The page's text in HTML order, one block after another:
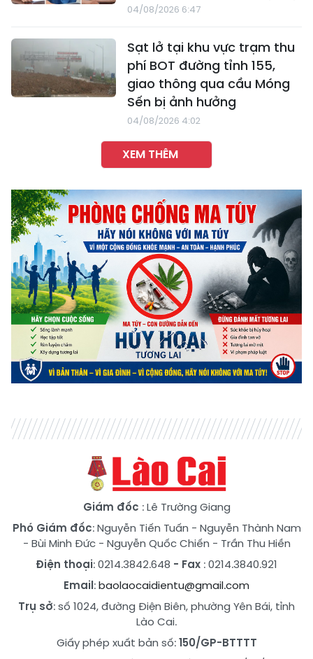
04/08/2026 6:47
Sạt lở tại khu vực trạm thu
phí BOT đường tỉnh 155,
giao thông qua cầu Móng
Sến bị ảnh hưởng
04/08/2026 4:02
XEM THÊM
Giám đốc : Lê Trường Giang
Phó Giám đốc:Nguyễn Tiến Tuấn - Nguyễn Thành Nam
- Bùi Minh Đức- Nguyễn Quốc Chiến - Trần Thu Hiền
Điện thoại: 0214.3842.648 - Fax : 0214.3840.921
Email:baolaocaidientu@gmail.com
Trụ sở: số 1024, đường Điện Biên, phường Yên Bái, tỉnh
Lào Cai.
Giấy phép xuất bản số:150/GP-BTTTT